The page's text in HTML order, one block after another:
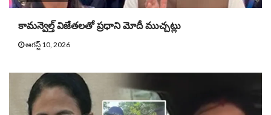
కామన్వెల్త్ విజేతలతో ప్రధాని మోదీ ముచ్చట్లు
ఆగస్ట్ 10, 2026